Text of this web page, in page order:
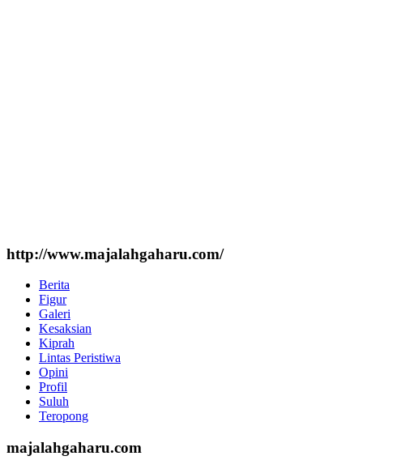
http://www.majalahgaharu.com/
Berita
Figur
Galeri
Kesaksian
Kiprah
Lintas Peristiwa
Opini
Profil
Suluh
Teropong
majalahgaharu.com